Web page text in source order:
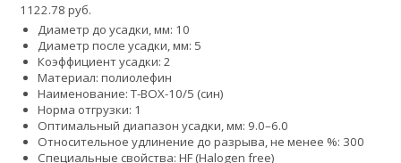
1122.78 руб.
Диаметр до усадки, мм: 10
Диаметр после усадки, мм: 5
Коэффициент усадки: 2
Материал: полиолефин
Наименование: Т-BOX-10/5 (син)
Норма отгрузки: 1
Оптимальный диапазон усадки, мм: 9.0–6.0
Относительное удлинение до разрыва, не менее %: 300
Специальные свойства: HF (Halogen free)